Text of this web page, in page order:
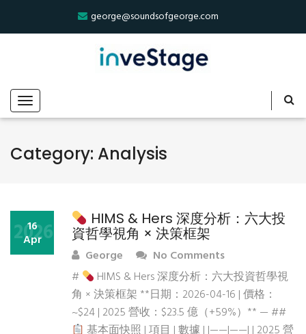
george@soundsofgeorge.com
Category: Analysis
HIMS & Hers 深度分析：六大投
資哲學視角 × 決策框架
16
Apr
2026
George
No Comments
#
HIMS & Hers 深度分析：六大投資哲學視
角 × 決策框架 **日期：2026-04-16 | 價格：
~$24 | 2025 營收：$23.5 億（+59%）** — ##